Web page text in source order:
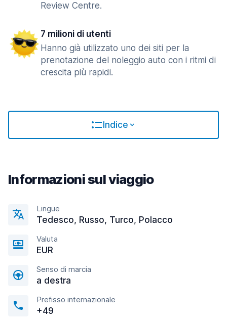
Review Centre.
7 milioni di utenti
Hanno già utilizzato uno dei siti per la
prenotazione del noleggio auto con i ritmi di
crescita più rapidi.
Indice
Informazioni sul viaggio
Lingue
Tedesco, Russo, Turco, Polacco
Valuta
EUR
Senso di marcia
a destra
Prefisso internazionale
+49